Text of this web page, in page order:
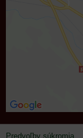
Predvoľby súkromia